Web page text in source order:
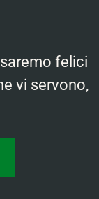
felici
vi servono,